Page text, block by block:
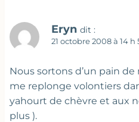
Eryn dit :
21 octobre 2008 à 14 h
Nous sortons d’un pain
me replonge volontiers
yahourt de chèvre et aux
plus ).